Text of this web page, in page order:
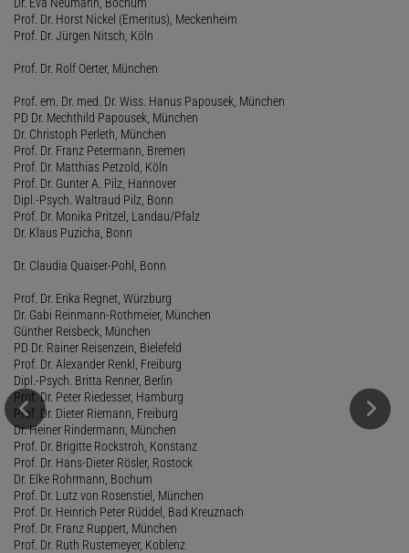
Prof. Dr. Horst Nickel (Emeritus), Meckenheim
Prof. Dr. Jürgen Nitsch, Köln
Prof. Dr. Rolf Oerter, München
Prof. em. Dr. med. Dr. Wiss. Hanus Papousek, München
PD Dr. Mechthild Papousek, München
Dr. Christoph Perleth, München
Prof. Dr. Franz Petermann, Bremen
Prof. Dr. Matthias Petzold, Köln
Prof. Dr. Gunter A. Pilz, Hannover
Dipl.-Psych. Waltraud Pilz, Bonn
Prof. Dr. Monika Pritzel, Landau/Pfalz
Dr. Klaus Puzicha, Bonn
Dr. Claudia Quaiser-Pohl, Bonn
Prof. Dr. Erika Regnet, Würzburg
Dr. Gabi Reinmann-Rothmeier, München
Günther Reisbeck, München
PD Dr. Rainer Reisenzein, Bielefeld
Prof. Dr. Alexander Renkl, Freiburg
Dipl.-Psych. Britta Renner, Berlin
Prof. Dr. Peter Riedesser, Hamburg
Prof. Dr. Dieter Riemann, Freiburg
Dr. Heiner Rindermann, München
Prof. Dr. Brigitte Rockstroh, Konstanz
Prof. Dr. Hans-Dieter Rösler, Rostock
Dr. Elke Rohrmann, Bochum
Prof. Dr. Lutz von Rosenstiel, München
Prof. Dr. Heinrich Peter Rüddel, Bad Kreuznach
Prof. Dr. Franz Ruppert, München
Prof. Dr. Ruth Rustemeyer, Koblenz